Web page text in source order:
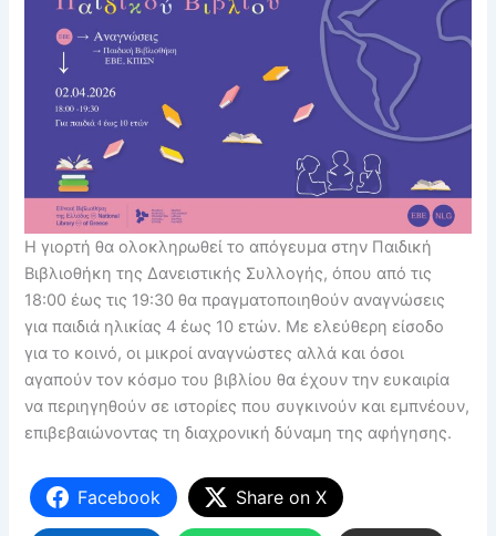
Η γιορτή θα ολοκληρωθεί το απόγευμα στην Παιδική
Βιβλιοθήκη της Δανειστικής Συλλογής, όπου από τις
18:00 έως τις 19:30 θα πραγματοποιηθούν αναγνώσεις
για παιδιά ηλικίας 4 έως 10 ετών. Με ελεύθερη είσοδο
για το κοινό, οι μικροί αναγνώστες αλλά και όσοι
αγαπούν τον κόσμο του βιβλίου θα έχουν την ευκαιρία
να περιηγηθούν σε ιστορίες που συγκινούν και εμπνέουν,
επιβεβαιώνοντας τη διαχρονική δύναμη της αφήγησης.
Facebook Share on X